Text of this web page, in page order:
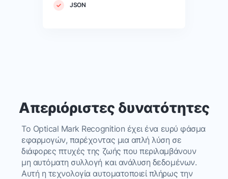
JSON
Απεριόριστες δυνατότητες
Το Optical Mark Recognition έχει ένα ευρύ φάσμα
εφαρμογών, παρέχοντας μια απλή λύση σε
διάφορες πτυχές της ζωής που περιλαμβάνουν
μη αυτόματη συλλογή και ανάλυση δεδομένων.
Αυτή η τεχνολογία αυτοματοποιεί πλήρως την